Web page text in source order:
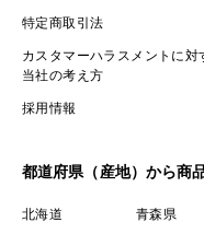
特定商取引法
カスタマーハラスメントに対
当社の考え方
採用情報
都道府県（産地）から商
北海道 青森県